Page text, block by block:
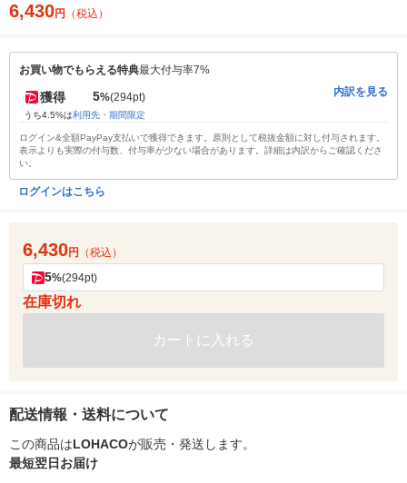
6,430円 （税込）
お買い物でもらえる特典最大付与率7%
獲得 5%(294pt)
うち4.5%は利用先・期間限定
内訳を見る
ログイン&全額PayPay支払いで獲得できます。原則として税抜金額に対し付与されます。
表示よりも実際の付与数、付与率が少ない場合があります。詳細は内訳からご確認くださ
い。
ログインはこちら
6,430円 （税込）
5%(294pt)
在庫切れ
カートに入れる
配送情報・送料について
この商品はLOHACOが販売・発送します。
最短翌日お届け